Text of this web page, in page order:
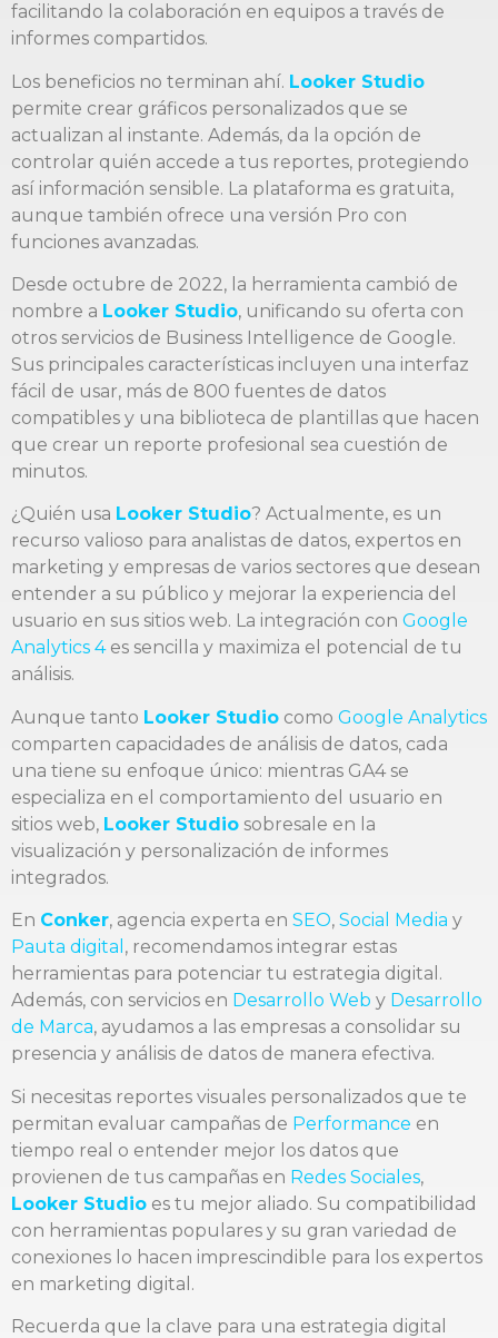
facilitando la colaboración en equipos a través de
informes compartidos.
Los beneficios no terminan ahí. Looker Studio
permite crear gráficos personalizados que se
actualizan al instante. Además, da la opción de
controlar quién accede a tus reportes, protegiendo
así información sensible. La plataforma es gratuita,
aunque también ofrece una versión Pro con
funciones avanzadas.
Desde octubre de 2022, la herramienta cambió de
nombre a Looker Studio, unificando su oferta con
otros servicios de Business Intelligence de Google.
Sus principales características incluyen una interfaz
fácil de usar, más de 800 fuentes de datos
compatibles y una biblioteca de plantillas que hacen
que crear un reporte profesional sea cuestión de
minutos.
¿Quién usa Looker Studio? Actualmente, es un
recurso valioso para analistas de datos, expertos en
marketing y empresas de varios sectores que desean
entender a su público y mejorar la experiencia del
usuario en sus sitios web. La integración con Google
Analytics 4es sencilla y maximiza el potencial de tu
análisis.
Aunque tanto Looker Studio como Google Analytics
comparten capacidades de análisis de datos, cada
una tiene su enfoque único: mientras GA4 se
especializa en el comportamiento del usuario en
sitios web, Looker Studio sobresale en la
visualización y personalización de informes
integrados.
En Conker, agencia experta en SEO, Social Media y
Pauta digital , recomendamos integrar estas
herramientas para potenciar tu estrategia digital.
Además, con servicios en Desarrollo Web y Desarrollo
de Marca, ayudamos a las empresas a consolidar su
presencia y análisis de datos de manera efectiva.
Si necesitas reportes visuales personalizados que te
permitan evaluar campañas de Performance en
tiempo real o entender mejor los datos que
provienen de tus campañas en Redes Sociales,
Looker Studio es tu mejor aliado. Su compatibilidad
con herramientas populares y su gran variedad de
conexiones lo hacen imprescindible para los expertos
en marketing digital.
Recuerda que la clave para una estrategia digital